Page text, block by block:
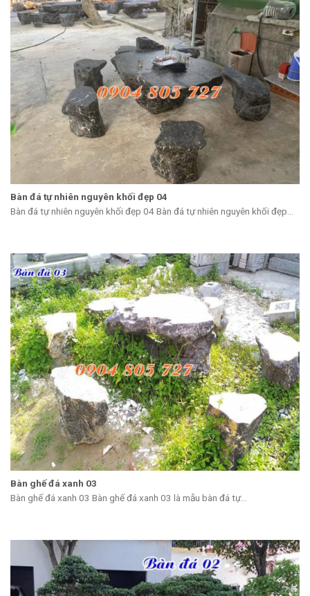
Bàn đá tự nhiên nguyên khối đẹp 04
Bàn đá tự nhiên nguyên khối đẹp 04 Bàn đá tự nhiên nguyên khối đẹp...
Bàn ghế đá xanh 03
Bàn ghế đá xanh 03 Bàn ghế đá xanh 03 là mẫu bàn đá tự...